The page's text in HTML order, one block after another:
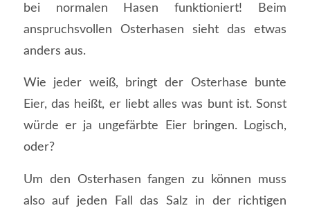
bei normalen Hasen funktioniert! Beim
anspruchsvollen Osterhasen sieht das etwas
anders aus.
Wie jeder weiß, bringt der Osterhase bunte
Eier, das heißt, er liebt alles was bunt ist. Sonst
würde er ja ungefärbte Eier bringen. Logisch,
oder?
Um den Osterhasen fangen zu können muss
also auf jeden Fall das Salz in der richtigen